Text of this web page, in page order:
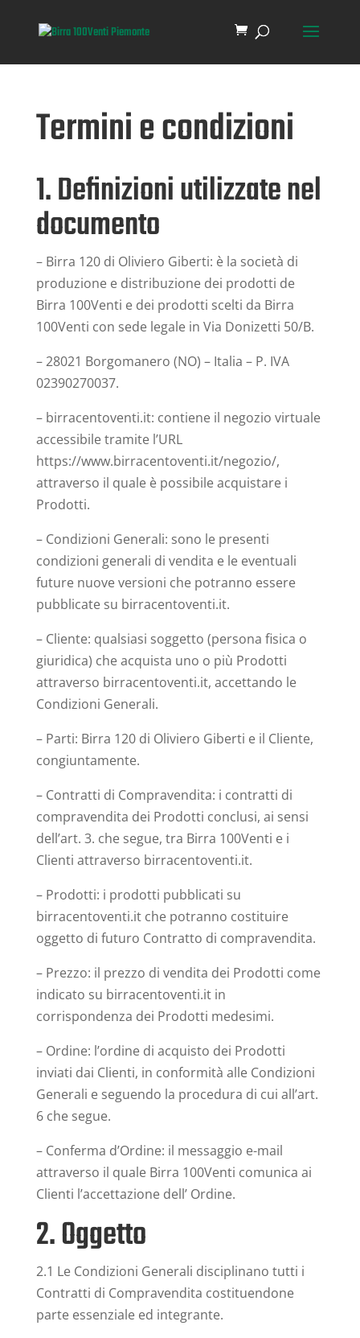
Termini e condizioni
1. Definizioni utilizzate nel
documento
– Birra 120 di Oliviero Giberti: è la società di
produzione e distribuzione dei prodotti de
Birra 100Venti e dei prodotti scelti da Birra
100Venti con sede legale in Via Donizetti 50/B.
– 28021 Borgomanero (NO) – Italia – P. IVA
02390270037.
– birracentoventi.it: contiene il negozio virtuale
accessibile tramite l’URL
https://www.birracentoventi.it/negozio/,
attraverso il quale è possibile acquistare i
Prodotti.
– Condizioni Generali: sono le presenti
condizioni generali di vendita e le eventuali
future nuove versioni che potranno essere
pubblicate su birracentoventi.it.
– Cliente: qualsiasi soggetto (persona fisica o
giuridica) che acquista uno o più Prodotti
attraverso birracentoventi.it, accettando le
Condizioni Generali.
– Parti: Birra 120 di Oliviero Giberti e il Cliente,
congiuntamente.
– Contratti di Compravendita: i contratti di
compravendita dei Prodotti conclusi, ai sensi
dell’art. 3. che segue, tra Birra 100Venti e i
Clienti attraverso birracentoventi.it.
– Prodotti: i prodotti pubblicati su
birracentoventi.it che potranno costituire
oggetto di futuro Contratto di compravendita.
– Prezzo: il prezzo di vendita dei Prodotti come
indicato su birracentoventi.it in
corrispondenza dei Prodotti medesimi.
– Ordine: l’ordine di acquisto dei Prodotti
inviati dai Clienti, in conformità alle Condizioni
Generali e seguendo la procedura di cui all’art.
6 che segue.
– Conferma d’Ordine: il messaggio e-mail
attraverso il quale Birra 100Venti comunica ai
Clienti l’accettazione dell’ Ordine.
2. Oggetto
2.1 Le Condizioni Generali disciplinano tutti i
Contratti di Compravendita costituendone
parte essenziale ed integrante.